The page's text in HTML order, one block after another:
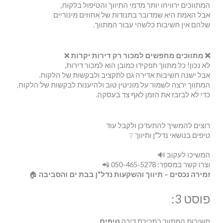
המתווכים ירוויחו יותר מדמי התיווך והטיפול בלקוח,
אבל האמת היא שמדובר בתנודות של אחוזים מינוריים
שלהם אין חשיבות כלשהי עבור המתווך.
❌מתווכים מחפשים למכור רק דירות יקרות❌
לא נכון! כל מתווך תפקידו כמובן הוא למכור דירות,
אבל ישנה חשיבות אדירה גם לתקציב ולבקשות של הלקוח.
המתווך ירצה לשמור על מוניטין טוב ולהיענות לבקשות של הלקוח,
כדי לא לבזבז את הזמן לאף צד בעסקה.
רוצים להמשיך להתעדכן ולקבל עוד
טיפים בנושאי נדל"ן ותיווך ❔
המשיכו לעקוב 🔊
וצרו קשר במספר: 050-465-5278 📲
זמירה נכסים – תיווך והשקעות נדל"ן בבת ים והסביבה 🏠
פוסט 3:
חשיבות המתווך במכירת דירה טיפים